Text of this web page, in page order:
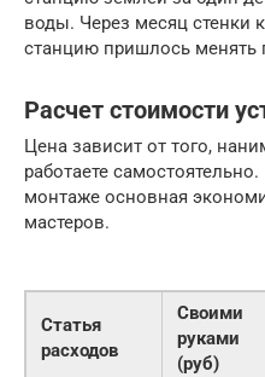
воды. Через месяц стенки
станцию пришлось менять
Расчет стоимости
Цена зависит от того,
работаете
монтаже основная
мастеров.
Статья
расходов
Своими
руками
(руб)